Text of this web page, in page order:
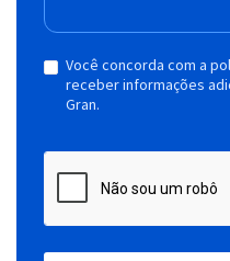
Você concorda com a
receber informações
Gran.